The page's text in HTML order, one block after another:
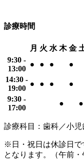
診療時間
月 火 水 木 金
9:30 -
13:00
● ● ●
●
14:30 -
19:00
● ● ●
●
9:30 -
17:00
● ●
診療科目：歯科／小
※日・祝日は休診日で
となります。（午前・